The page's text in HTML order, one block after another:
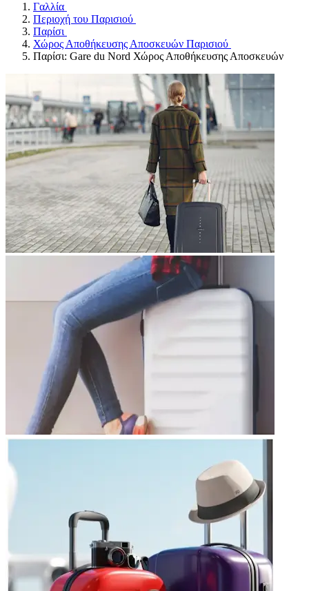
Γαλλία
Περιοχή του Παρισιού
Παρίσι
Χώρος Αποθήκευσης Αποσκευών Παρισιού
Παρίσι: Gare du Nord Χώρος Αποθήκευσης Αποσκευών